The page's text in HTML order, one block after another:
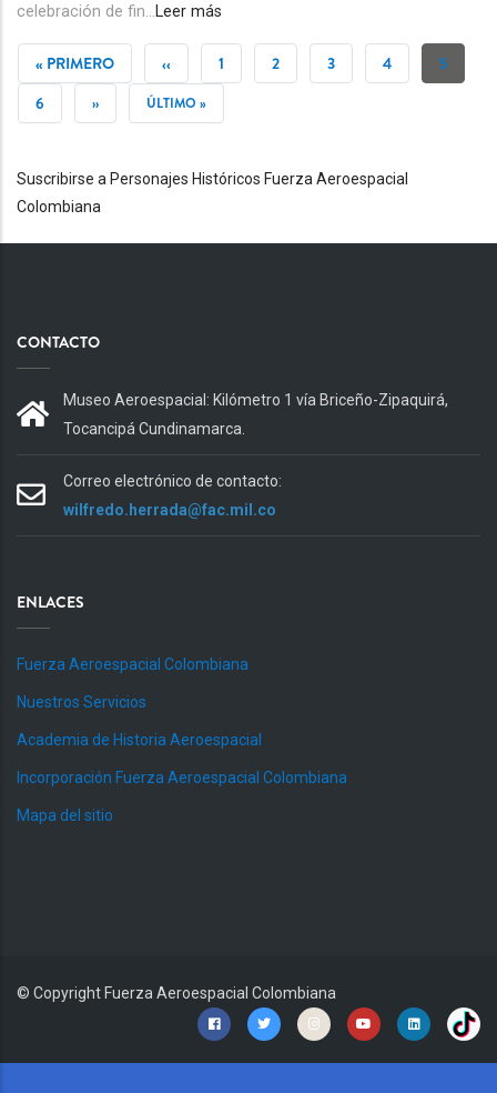
celebración de fin...Leer más
PAGINACIÓN
PRIMERA
PÁGINA
« PRIMERO
PÁGINA
ANTERIOR
‹‹ PÁGINA
1 PÁGINA
2 PÁGINA
3 PÁGINA
4
PÁGINA
5
PÁGINA
6
SIGUIENTE
››
ÚLTIMA
ÚLTIMO »
Suscribirse a Personajes Históricos Fuerza Aeroespacial
Colombiana
CONTACTO
Museo Aeroespacial: Kilómetro 1 vía Briceño-Zipaquirá,
Tocancipá Cundinamarca.
Correo electrónico de contacto:
wilfredo.herrada@fac.mil.co
ENLACES
Fuerza Aeroespacial Colombiana
Nuestros Servicios
Academia de Historia Aeroespacial
Incorporación Fuerza Aeroespacial Colombiana
Mapa del sitio
© Copyright Fuerza Aeroespacial Colombiana